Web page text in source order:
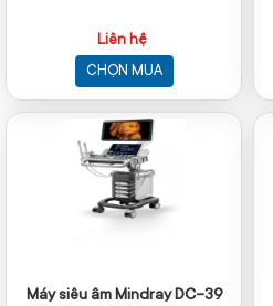
Liên hệ
CHỌN MUA
Máy siêu âm Mindray DC-39